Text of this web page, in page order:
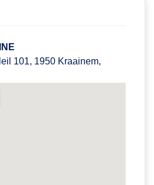
101, 1950 Kraainem,